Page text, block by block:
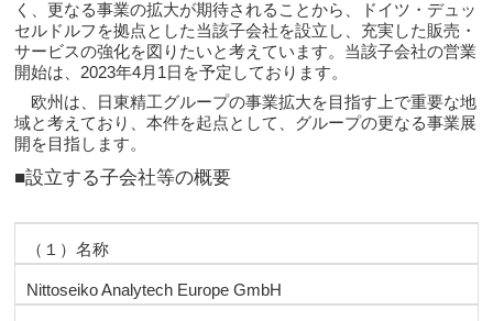
く、更なる事業の拡大が期待されることから、ドイツ・デュッ
セルドルフを拠点とした当該子会社を設立し、充実した販売・
サービスの強化を図りたいと考えています。当該子会社の営業
開始は、2023年4月1日を予定しております。
欧州は、日東精工グループの事業拡大を目指す上で重要な地
域と考えており、本件を起点として、グループの更なる事業展
開を目指します。
■設立する子会社等の概要
（１）名称
Nittoseiko Analytech Europe GmbH